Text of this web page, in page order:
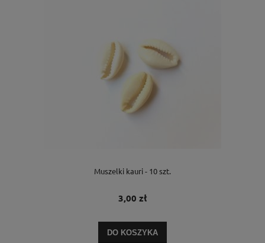
Muszelki kauri - 10 szt.
3,00 zł
DO KOSZYKA